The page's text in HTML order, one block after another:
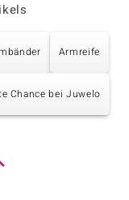
Armreife
Chance bei Juwelo